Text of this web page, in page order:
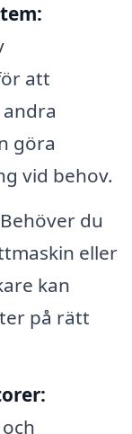
att
göra
vid behov.
Behöver du
eller
kan
på rätt